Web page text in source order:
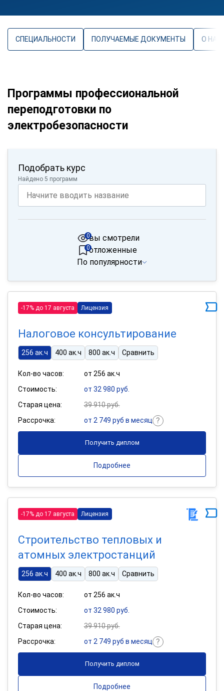
СПЕЦИАЛЬНОСТИ ПОЛУЧАЕМЫЕ ДОКУМЕНТЫ О
Программы профессиональной
переподготовки по
электробезопасности
Подобрать курс
Найдено 5 программ
вы смотрели
0
отложенные
0
По популярности
-17% до 17 августа Лицензия
Налоговое консультирование
256 ак.ч 400 ак.ч 800 ак.ч Сравнить
Кол-во часов:
от 256 ак.ч
Стоимость:
от 32 980 руб.
Старая цена:
39 910 руб.
Рассрочка:
от 2 749 руб в месяц
Получить диплом
Подробнее
-17% до 17 августа Лицензия
Строительство тепловых и
атомных электростанций
256 ак.ч 400 ак.ч 800 ак.ч Сравнить
Кол-во часов:
от 256 ак.ч
Стоимость:
от 32 980 руб.
Старая цена:
39 910 руб.
Рассрочка:
от 2 749 руб в месяц
Получить диплом
Подробнее